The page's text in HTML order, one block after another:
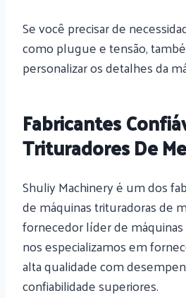
Se você precisar de
como plugue e tensão,
personalizar os detalhes da
Fabricantes
Trituradores De
Shuliy Machinery é um dos
de máquinas trituradoras de
fornecedor líder de
nos especializamos em
alta qualidade com
confiabilidade superiores.